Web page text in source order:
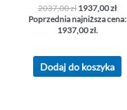
2037,00zł 1937,00zł
Poprzednia najniższa cena:
1937,00zł.
Dodaj do koszyka